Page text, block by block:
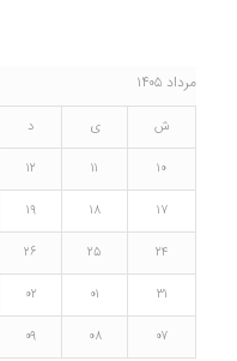
مرداد ۱۴۰۵
ش ی د
۱۰
۱۱ ۱۲
۱۷
۱۸ ۱۹
۲۴
۲۵ ۲۶
۳۱
۰۱ ۰۲
۰۷
۰۸ ۰۹